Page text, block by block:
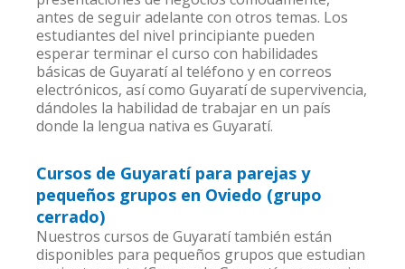
antes de seguir adelante con otros temas. Los
estudiantes del nivel principiante pueden
esperar terminar el curso con habilidades
básicas de Guyaratí al teléfono y en correos
electrónicos, así como Guyaratí de supervivencia,
dándoles la habilidad de trabajar en un país
donde la lengua nativa es Guyaratí.
Cursos de Guyaratí para parejas y
pequeños grupos en Oviedo (grupo
cerrado)
Nuestros cursos de Guyaratí también están
disponibles para pequeños grupos que estudian